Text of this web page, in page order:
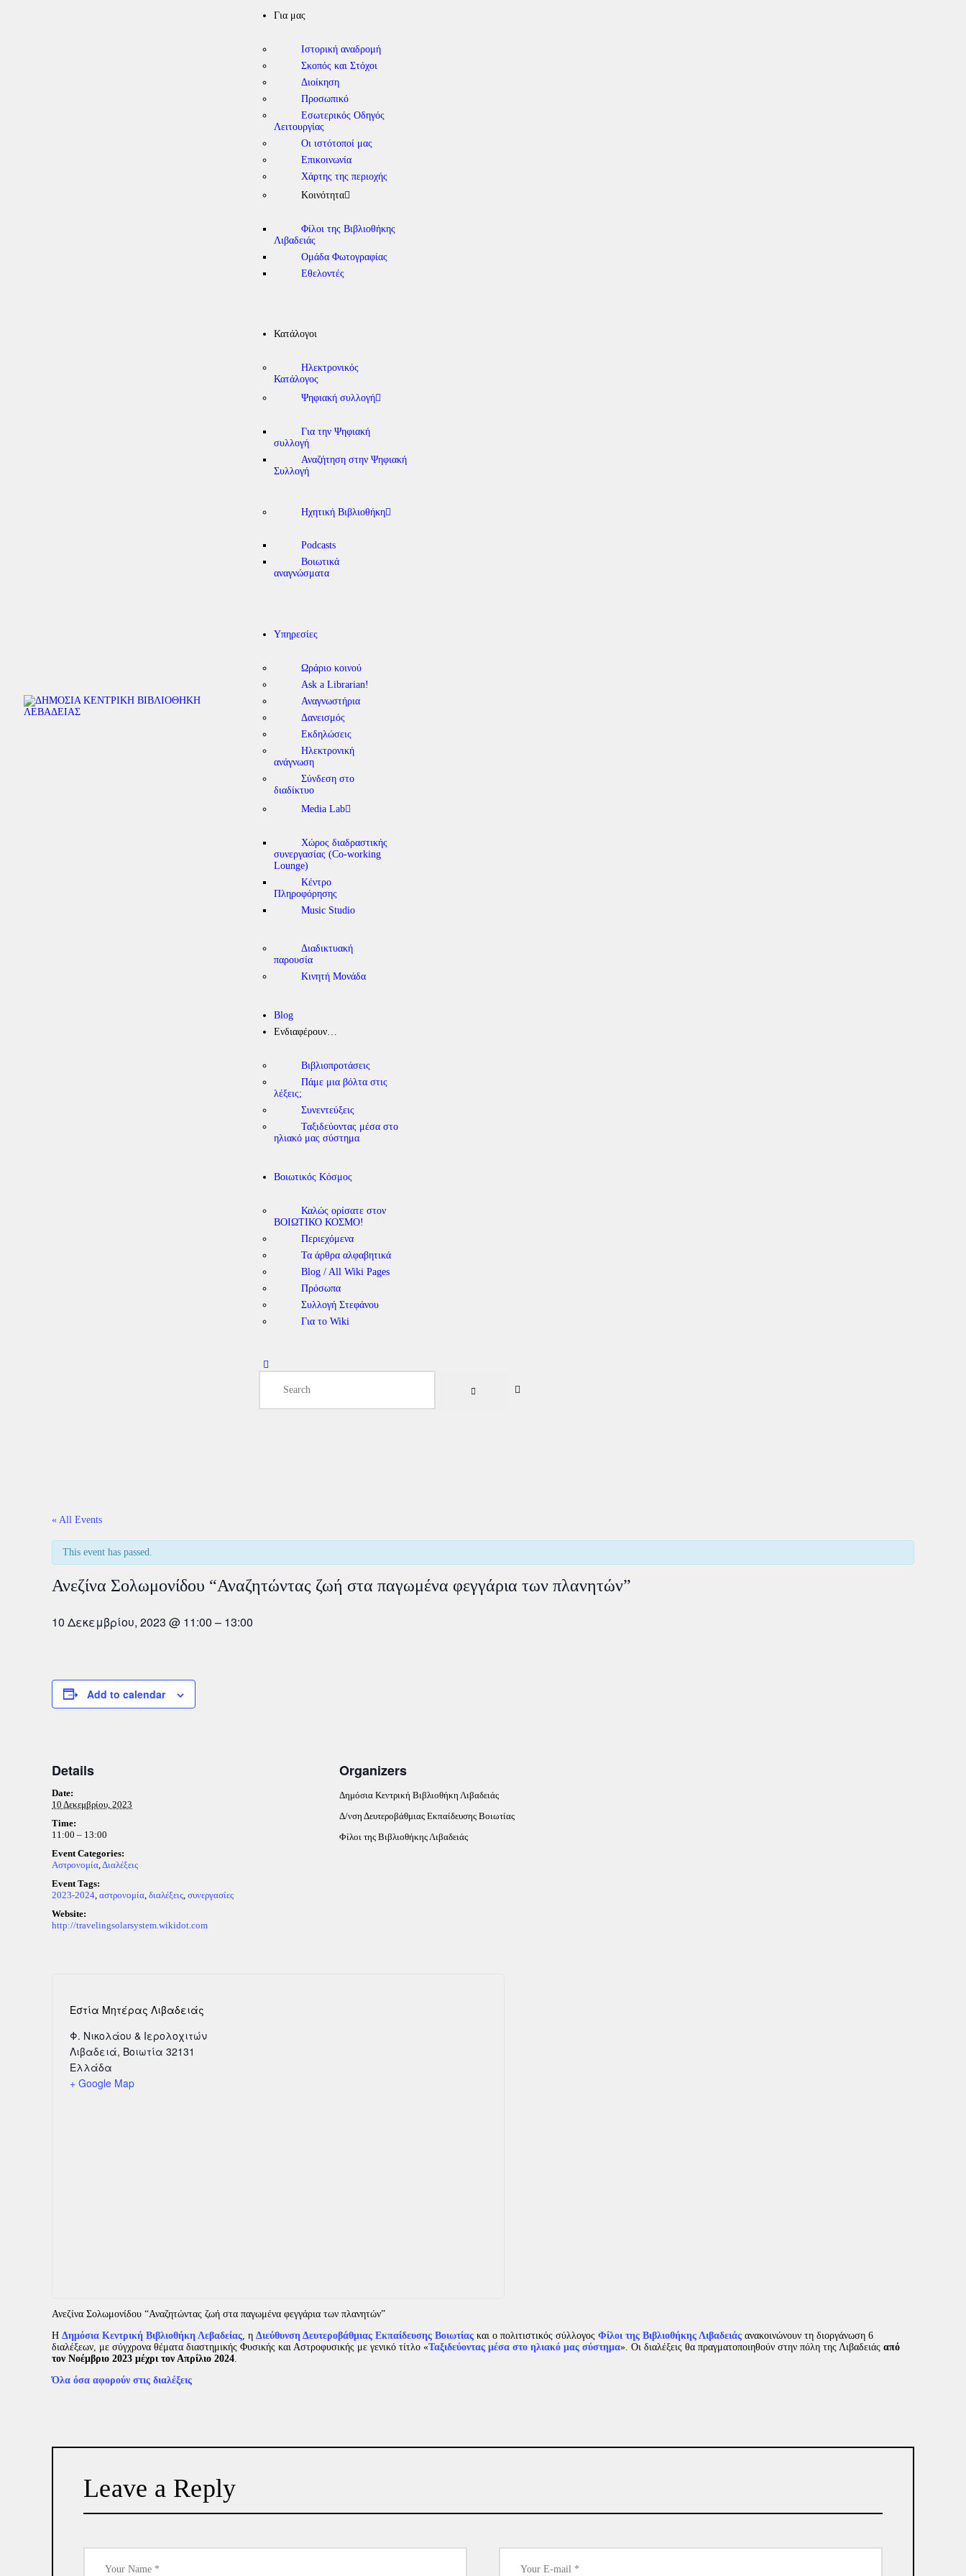
Για μας
Ιστορική αναδρομή
Σκοπός και Στόχοι
Διοίκηση
Προσωπικό
Εσωτερικός Οδηγός
Λειτουργίας
Οι ιστότοποί μας
Επικοινωνία
Χάρτης της περιοχής
Κοινότητα
Φίλοι της Βιβλιοθήκης
Λιβαδειάς
Ομάδα Φωτογραφίας
Εθελοντές
Κατάλογοι
Ηλεκτρονικός
Κατάλογος
Ψηφιακή συλλογή
Για την Ψηφιακή
συλλογή
Αναζήτηση στην Ψηφιακή
Συλλογή
Ηχητική Βιβλιοθήκη
Podcasts
Βοιωτικά
αναγνώσματα
Υπηρεσίες
Ωράριο κοινού
Ask a Librarian!
Αναγνωστήρια
Δανεισμός
Εκδηλώσεις
Ηλεκτρονική
ανάγνωση
Σύνδεση στο
διαδίκτυο
Media Lab
Χώρος διαδραστικής
συνεργασίας (Co-working
Lounge)
Κέντρο
Πληροφόρησης
Music Studio
Διαδικτυακή
παρουσία
Κινητή Μονάδα
Blog
Ενδιαφέρουν…
Βιβλιοπροτάσεις
Πάμε μια βόλτα στις
λέξεις;
Συνεντεύξεις
Ταξιδεύοντας μέσα στο
ηλιακό μας σύστημα
Βοιωτικός Κόσμος
Καλώς ορίσατε στον
ΒΟΙΩΤΙΚΟ ΚΟΣΜΟ!
Περιεχόμενα
Τα άρθρα αλφαβητικά
Blog / All Wiki Pages
Πρόσωπα
Συλλογή Στεφάνου
Για το Wiki
« All Events
This event has passed.
Ανεζίνα Σολωμονίδου “Αναζητώντας ζωή στα παγωμένα φεγγάρια των πλανητών”
10 Δεκεμβρίου, 2023 @ 11:00 – 13:00
Add to calendar
Details
Date:
10 Δεκεμβρίου, 2023
Time:
11:00 – 13:00
Event Categories:
Αστρονομία Διαλέξεις
Event Tags:
2023-2024 αστρονομία διαλέξεις συνεργασίες
Website:
http://travelingsolarsystem.wikidot.com
Organizers
Δημόσια Κεντρική Βιβλιοθήκη Λιβαδειάς
Δ/νση Δευτεροβάθμιας Εκπαίδευσης Βοιωτίας
Φίλοι της Βιβλιοθήκης Λιβαδειάς
Εστία Μητέρας Λιβαδειάς
Φ. Νικολάου & Ιερολοχιτών
Λιβαδειά, Βοιωτία 32131
Ελλάδα
+ Google Map
Ανεζίνα Σολωμονίδου “Αναζητώντας ζωή στα παγωμένα φεγγάρια των πλανητών”
Η Δημόσια Κεντρική Βιβλιοθήκη Λεβαδείας , η Διεύθυνση Δευτεροβάθμιας Εκπαίδευσης Βοιωτίας και ο πολιτιστικός σύλλογος Φίλοι της Βιβλιοθήκης Λιβαδειάς ανακοινώνουν τη διοργάνωση 6
διαλέξεων, με σύγχρονα θέματα διαστημικής Φυσικής και Αστροφυσικής με γενικό τίτλο «Ταξιδεύοντας μέσα στο ηλιακό μας σύστημα». Οι διαλέξεις θα πραγματοποιηθούν στην πόλη της Λιβαδειάς από
τον Νοέμβριο 2023 μέχρι τον Απρίλιο 2024
Όλα όσα αφορούν στις διαλέξεις
Leave a Reply